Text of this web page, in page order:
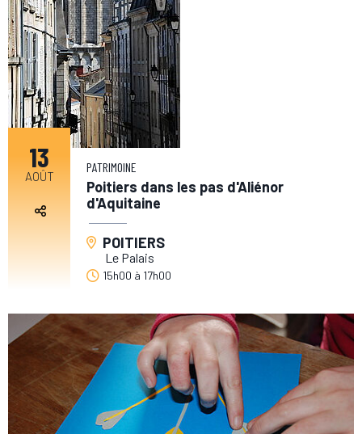
13
AOÛT
PATRIMOINE
Poitiers dans les pas d'Aliénor
d'Aquitaine
POITIERS
Le Palais
15h00 à 17h00